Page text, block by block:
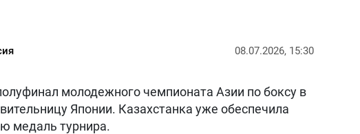
08.07.2026, 15:30
молодежного чемпионата Азии по боксу в
Японии. Казахстанка уже обеспечила
медаль турнира.